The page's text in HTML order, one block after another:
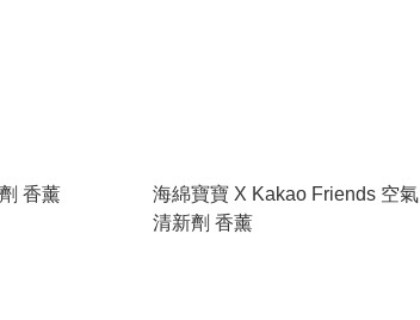
香薰
海綿寶寶 X Kakao Friends 空氣
清新劑 香薰